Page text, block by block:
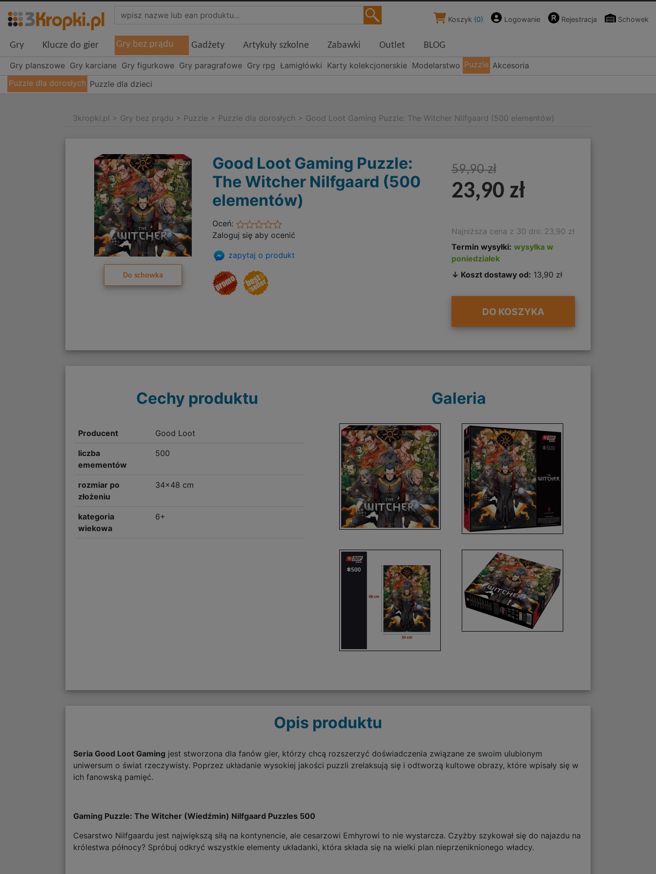
Koszyk (0) Logowanie Rejestracja Schowek
Gry Klucze do gier Gry bez prądu Gadżety Artykuły szkolne Zabawki Outlet BLOG
Gry planszowe Gry karciane Gry figurkowe Gry paragrafowe Gry rpg Łamigłówki Karty kolekcjonerskie Modelarstwo Puzzle Akcesoria
Puzzle dla dorosłych Puzzle dla dzieci
3kropki.pl > Gry bez prądu > Puzzle > Puzzle dla dorosłych > Good Loot Gaming Puzzle: The Witcher Nilfgaard (500 elementów)
Do schowka
Good Loot Gaming Puzzle:
The Witcher Nilfgaard (500
elementów)
Oceń:
Zaloguj się aby ocenić
zapytaj o produkt
59,90 zł
23,90 zł
Najniższa cena z 30 dni: 23,90 zł
Termin wysyłki: wysyłka w
poniedziałek
↓ Koszt dostawy od: 13,90 zł
DO KOSZYKA
Cechy produktu
Producent Good Loot
liczba
emementów
500
rozmiar po
złożeniu
34x48 cm
kategoria
wiekowa
6+
Galeria
Opis produktu
Seria Good Loot Gaming jest stworzona dla fanów gier, którzy chcą rozszerzyć doświadczenia związane ze swoim ulubionym
uniwersum o świat rzeczywisty. Poprzez układanie wysokiej jakości puzzli zrelaksują się i odtworzą kultowe obrazy, które wpisały się w
ich fanowską pamięć.
Gaming Puzzle: The Witcher (Wiedźmin) Nilfgaard Puzzles 500
Cesarstwo Nilfgaardu jest największą siłą na kontynencie, ale cesarzowi Emhyrowi to nie wystarcza. Czyżby szykował się do najazdu na
królestwa północy? Spróbuj odkryć wszystkie elementy układanki, która składa się na wielki plan nieprzeniknionego władcy.